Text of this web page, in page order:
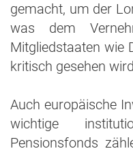
gemacht, um der
was dem
Mitgliedstaaten wie
kritisch gesehen
Auch europäische
wichtige
Pensionsfonds